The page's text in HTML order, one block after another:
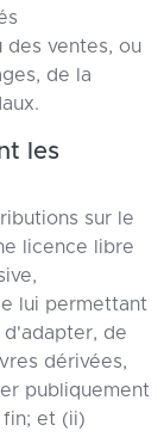
des ventes, ou
de la
les
sur le
licence libre
lui permettant
de
dérivées,
publiquement
et (ii)